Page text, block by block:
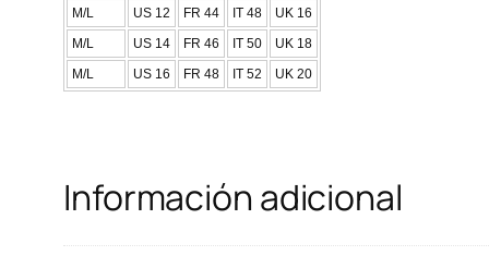
M/L
US 12 FR 44 IT 48
UK 16
M/L
US 14 FR 46 IT 50
UK 18
M/L
US 16 FR 48 IT 52 UK 20
Información adicional